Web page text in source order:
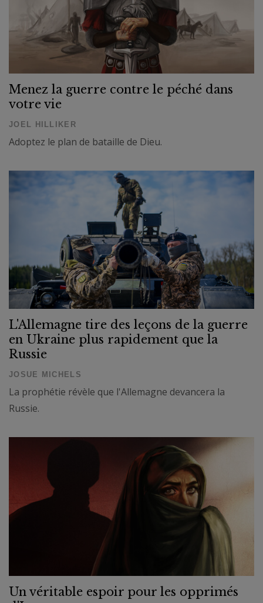
Menez la guerre contre le péché dans
votre vie
JOEL HILLIKER
Adoptez le plan de bataille de Dieu.
L'Allemagne tire des leçons de la guerre
en Ukraine plus rapidement que la
Russie
JOSUE MICHELS
La prophétie révèle que l'Allemagne devancera la
Russie.
Un véritable espoir pour les opprimés